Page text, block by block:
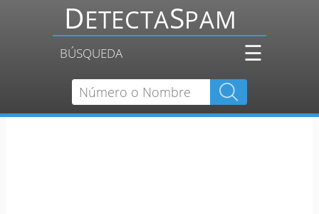
BÚSQUEDA ☰